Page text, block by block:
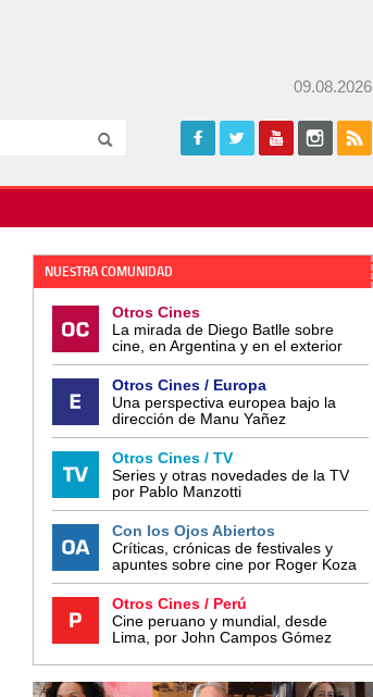
09.08.2026
NUESTRA COMUNIDAD
Otros Cines
La mirada de Diego Batlle sobre
cine, en Argentina y en el exterior
Otros Cines / Europa
Una perspectiva europea bajo la
dirección de Manu Yañez
Otros Cines / TV
Series y otras novedades de la TV
por Pablo Manzotti
Con los Ojos Abiertos
Críticas, crónicas de festivales y
apuntes sobre cine por Roger Koza
Otros Cines / Perú
Cine peruano y mundial, desde
Lima, por John Campos Gómez